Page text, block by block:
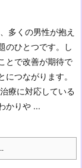
多くの男性が抱え
のひとつです。し
とで改善が期待で
につながります。
療に対応している
かりや ...